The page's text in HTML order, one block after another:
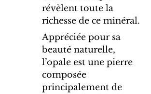
révèlent toute la
richesse de ce minéral.
Appréciée pour sa
beauté naturelle,
l’opale est une pierre
composée
principalement de